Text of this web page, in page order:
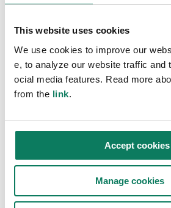
This website uses cookies
We use cookies to improve our
e, to analyze our website traffic and
ocial media features. Read more
from the link.
Accept cookies
Manage cookies